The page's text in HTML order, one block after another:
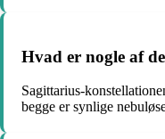
Hvad er nogle af
Sagittarius-
begge er synlige